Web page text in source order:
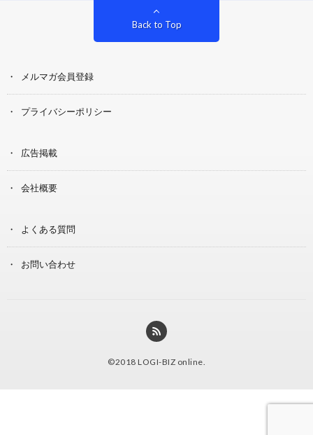
Back to Top
メルマガ会員登録
プライバシーポリシー
広告掲載
会社概要
よくある質問
お問い合わせ
©2018 LOGI-BIZ online